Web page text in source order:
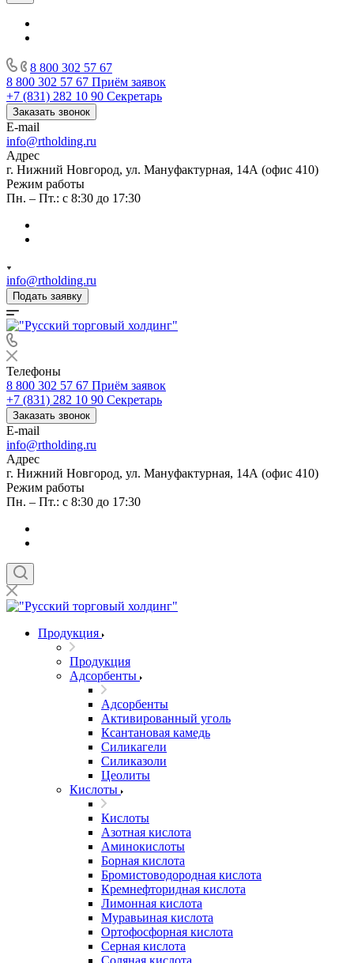
8 800 302 57 67
8 800 302 57 67 Приём заявок
+7 (831) 282 10 90 Секретарь
Заказать звонок
E-mail
info@rtholding.ru
Адрес
г. Нижний Новгород, ул. Мануфактурная, 14А (офис 410)
Режим работы
Пн. – Пт.: с 8:30 до 17:30
info@rtholding.ru
Подать заявку
Телефоны
8 800 302 57 67 Приём заявок
+7 (831) 282 10 90 Секретарь
Заказать звонок
E-mail
info@rtholding.ru
Адрес
г. Нижний Новгород, ул. Мануфактурная, 14А (офис 410)
Режим работы
Пн. – Пт.: с 8:30 до 17:30
Продукция
Продукция
Адсорбенты
Адсорбенты
Активированный уголь
Ксантановая камедь
Силикагели
Силиказоли
Цеолиты
Кислоты
Кислоты
Азотная кислота
Аминокислоты
Борная кислота
Бромистоводородная кислота
Кремнефторидная кислота
Лимонная кислота
Муравьиная кислота
Ортофосфорная кислота
Серная кислота
Соляная кислота